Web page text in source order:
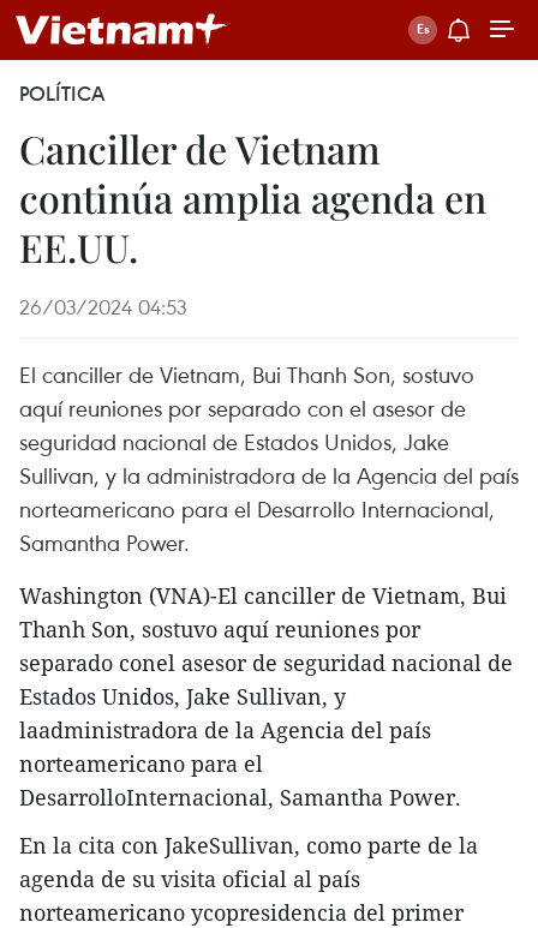
POLÍTICA
Canciller de Vietnam
continúa amplia agenda en
EE.UU.
26/03/2024 04:53
El canciller de Vietnam, Bui Thanh Son, sostuvo
aquí reuniones por separado con el asesor de
seguridad nacional de Estados Unidos, Jake
Sullivan, y la administradora de la Agencia del país
norteamericano para el Desarrollo Internacional,
Samantha Power.
Washington (VNA)-El canciller de Vietnam, Bui
Thanh Son, sostuvo aquí reuniones por
separado conel asesor de seguridad nacional de
Estados Unidos, Jake Sullivan, y
laadministradora de la Agencia del país
norteamericano para el
DesarrolloInternacional, Samantha Power.
En la cita con JakeSullivan, como parte de la
agenda de su visita oficial al país
norteamericano ycopresidencia del primer